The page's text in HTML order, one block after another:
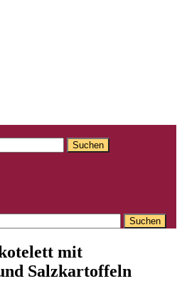
mit
Salzkartoffeln